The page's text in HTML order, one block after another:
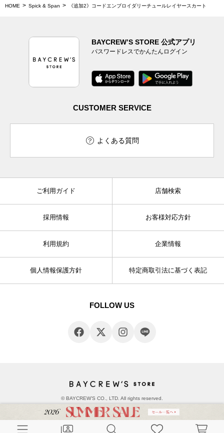
HOME Spick & Span 《追加2》コードエンブロイダリーチュールレイヤースカート
BAYCREW’S STORE 公式アプリ
パスワードレスでかんたんログイン
CUSTOMER SERVICE
よくある質問
ご利用ガイド 店舗検索
採用情報 お客様対応方針
利用規約 企業情報
個人情報保護方針 特定商取引法に基づく表記
FOLLOW US
© BAYCREW’S CO., LTD. All rights reserved.